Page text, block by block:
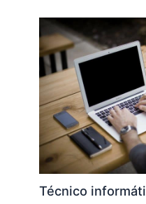
Técnico